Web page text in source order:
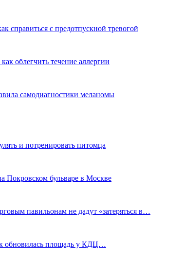
справиться с предотпускной тревогой
облегчить течение аллергии
самодиагностики меланомы
и потренировать питомца
Покровском бульваре в Москве
павильонам не дадут «затеряться в…
обновилась площадь у КДЦ…